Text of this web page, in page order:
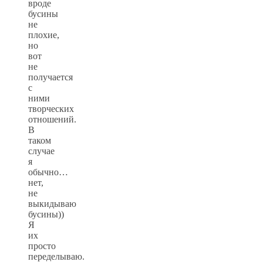
вроде
бусины
не
плохие,
но
вот
не
получается
с
ними
творческих
отношений.
В
таком
случае
я
обычно…
нет,
не
выкидываю
бусины))
Я
их
просто
переделываю.